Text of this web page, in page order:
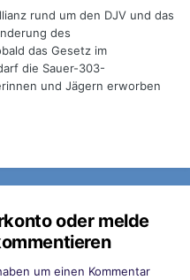
rund um den DJV und das
des
das Gesetz im
die Sauer-303-
und Jägern erworben
oder melde
um einen Kommentar